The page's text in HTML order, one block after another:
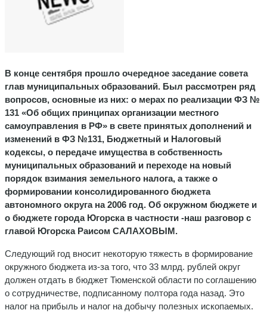
В конце сентября прошло очередное заседание совета
глав муниципальных образований. Был рассмотрен ряд
вопросов, основные из них: о мерах по реализации ФЗ №
131 «Об общих принципах организации местного
самоуправления в РФ» в свете принятых дополнений и
изменений в ФЗ №131, Бюджетный и Налоговый
кодексы, о передаче имущества в собственность
муниципальных образований и переходе на новый
порядок взимания земельного налога, а также о
формировании консолидированного бюджета
автономного округа на 2006 год. Об окружном бюджете и
о бюджете города Югорска в частности -наш разговор с
главой Югорска Раисом САЛАХОВЫМ.
Следующий год вносит неко­торую тяжесть в формирование
окружного бюджета из-за того, что 33 млрд. рублей округ
должен отдать в бюджет Тюменской обла­сти по соглашению
о сотрудниче­стве, подписанному полтора года назад. Это
налог на прибыль и на­лог на добычу полезных ископае­мых.